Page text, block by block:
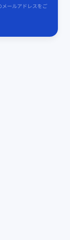
メールアドレスをご